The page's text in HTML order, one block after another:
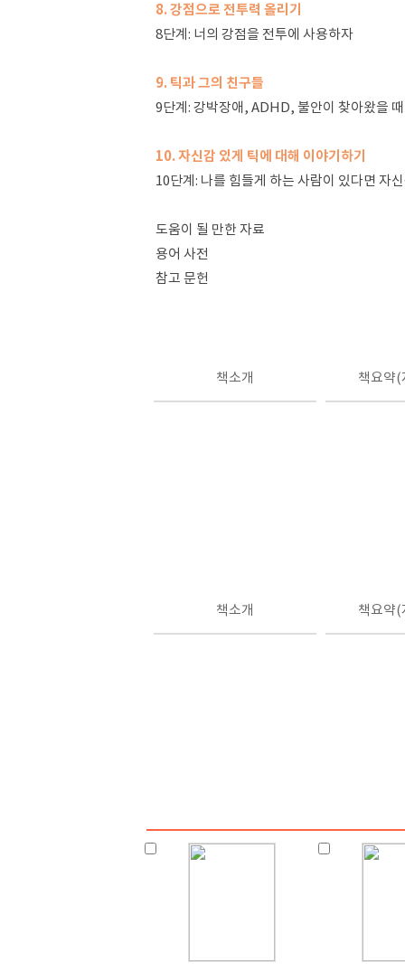
8. 강점으로 전투력 올리기
8단계: 너의 강점을 전투에 사용하자
9. 틱과 그의 친구들
9단계: 강박장애, ADHD, 불안이 찾아왔을
10. 자신감 있게 틱에 대해 이야기하기
10단계: 나를 힘들게 하는 사람이 있다면 자
도움이 될 만한 자료
용어 사전
참고 문헌
책소개 책요약(
책소개 책요약(